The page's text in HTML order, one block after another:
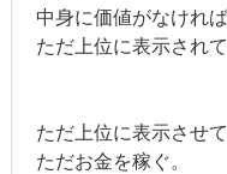
中身に価値がなければ
ただ上位に表示され
ただ上位に表示させて
ただお金を稼ぐ。